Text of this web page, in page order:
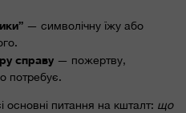
— символічну їжу або
справу— пожертву,
потребує.
основні питання на кшталт: що